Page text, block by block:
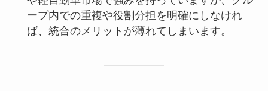
ープ内での重複や役割分担を明確にしなけれ
ば、統合のメリットが薄れてしまいます。